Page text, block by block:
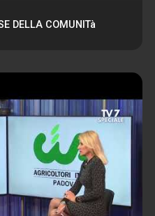
DELLA COMUNITà